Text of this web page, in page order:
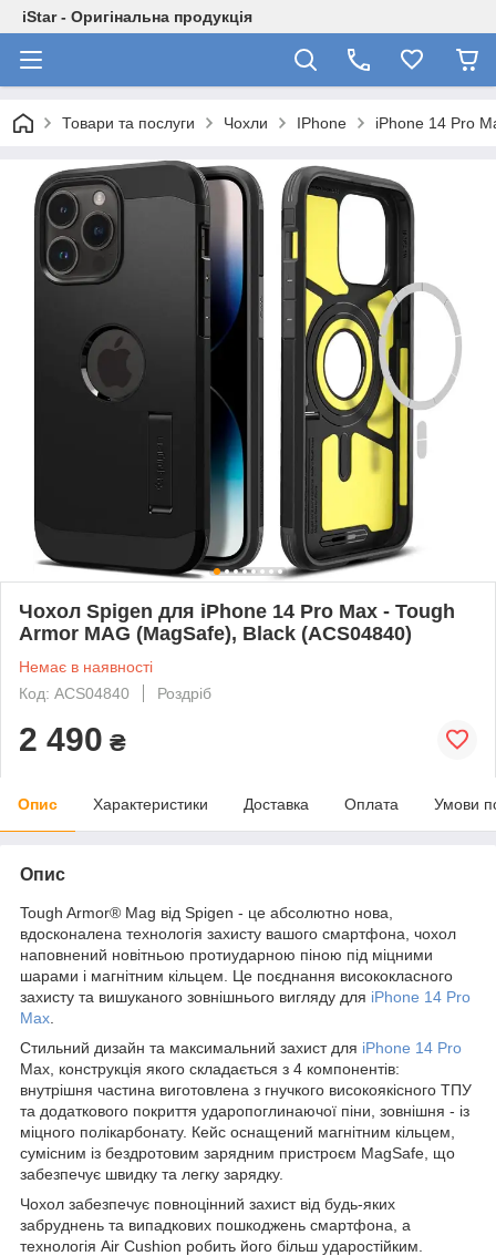
iStar - Оригінальна продукція
Товари та послуги Чохли IPhone iPhone 14 Pro
Чохол Spigen для iPhone 14 Pro Max - Tough
Armor MAG (MagSafe), Black (ACS04840)
Немає в наявності
Код: ACS04840
Роздріб
2 490 ₴
Опис Характеристики Доставка Оплата Умови
Опис
Tough Armor® Mag від Spigen - це абсолютно нова,
вдосконалена технологія захисту вашого смартфона, чохол
наповнений новітньою протиударною піною під міцними
шарами і магнітним кільцем. Це поєднання висококласного
захисту та вишуканого зовнішнього вигляду для iPhone 14 Pro
Max
Стильний дизайн та максимальний захист для iPhone 14 Pro
Max, конструкція якого складається з 4 компонентів:
внутрішня частина виготовлена з гнучкого високоякісного ТПУ
та додаткового покриття ударопоглинаючої піни, зовнішня - із
міцного полікарбонату. Кейс оснащений магнітним кільцем,
сумісним із бездротовим зарядним пристроєм MagSafe, що
забезпечує швидку та легку зарядку.
Чохол забезпечує повноцінний захист від будь-яких
забруднень та випадкових пошкоджень смартфона, а
технологія Air Cushion робить його більш ударостійким.